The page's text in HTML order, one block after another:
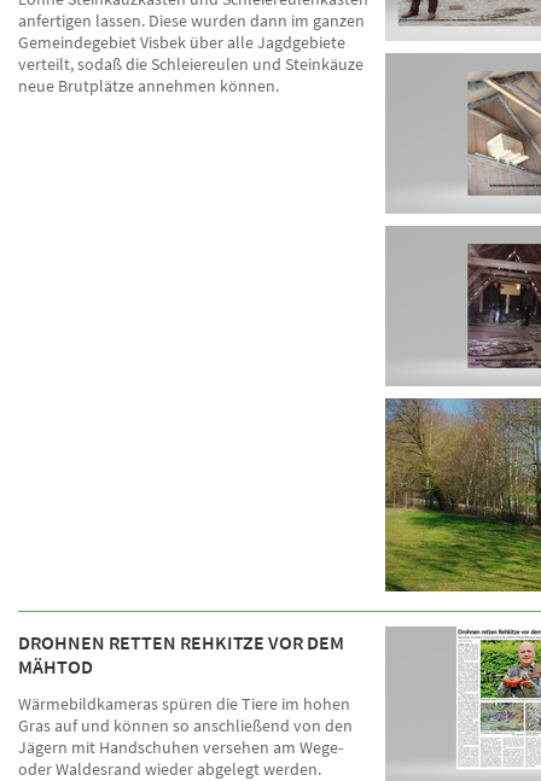
anfertigen lassen. Diese wurden dann im ganzen
Gemeindegebiet Visbek über alle Jagdgebiete
verteilt, sodaß die Schleiereulen und Steinkäuze
neue Brutplätze annehmen können.
DROHNEN RETTEN REHKITZE VOR DEM
MÄHTOD
Wärmebildkameras spüren die Tiere im hohen
Gras auf und können so anschließend von den
Jägern mit Handschuhen versehen am Wege-
oder Waldesrand wieder abgelegt werden.